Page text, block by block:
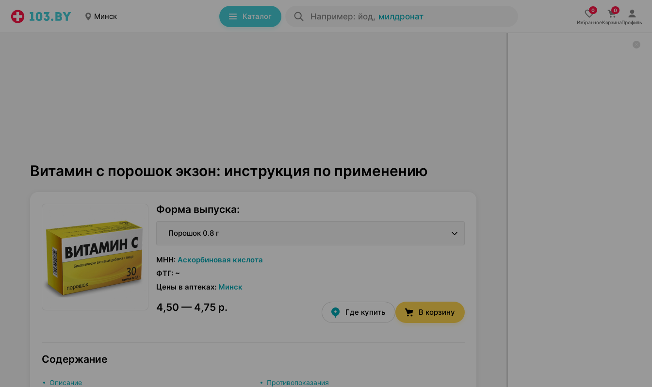
Минск Каталог Например: йод, милдронат
ИзбранноеКорзинаПрофиль
Витамин c порошок экзон: инструкция по применению
Форма выпуска:
Порошок 0.8 г
МНН: Аскорбиновая кислота
ФТГ: ~
Цены в аптеках: Минск
4,50 — 4,75 р. Где купить В корзину
Содержание
Описание
Противопоказания